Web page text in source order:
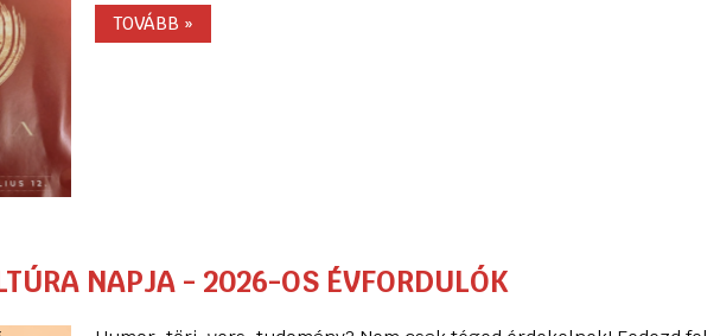
TOVÁBB »
NAPJA - 2026-OS ÉVFORDULÓK